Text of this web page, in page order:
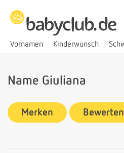
Vornamen Kinderwunsch
Name Giuliana
Merken Bewerten